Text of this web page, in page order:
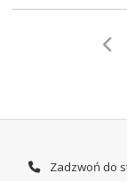
Zadzwoń do